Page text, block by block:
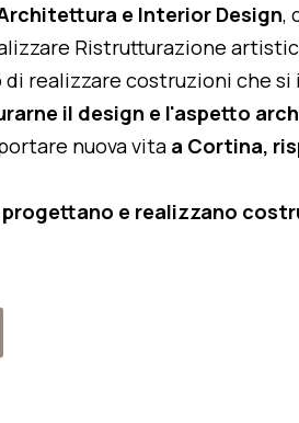
e Interior Design,
Ristrutturazione
realizzare costruzioni che
il design e l'aspetto
nuova vita a Cortina,
progettano e realizzano